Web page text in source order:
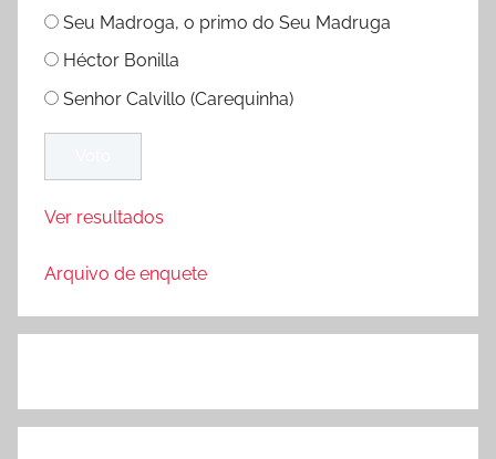
Seu Madroga, o primo do Seu Madruga
Héctor Bonilla
Senhor Calvillo (Carequinha)
Ver resultados
Arquivo de enquete